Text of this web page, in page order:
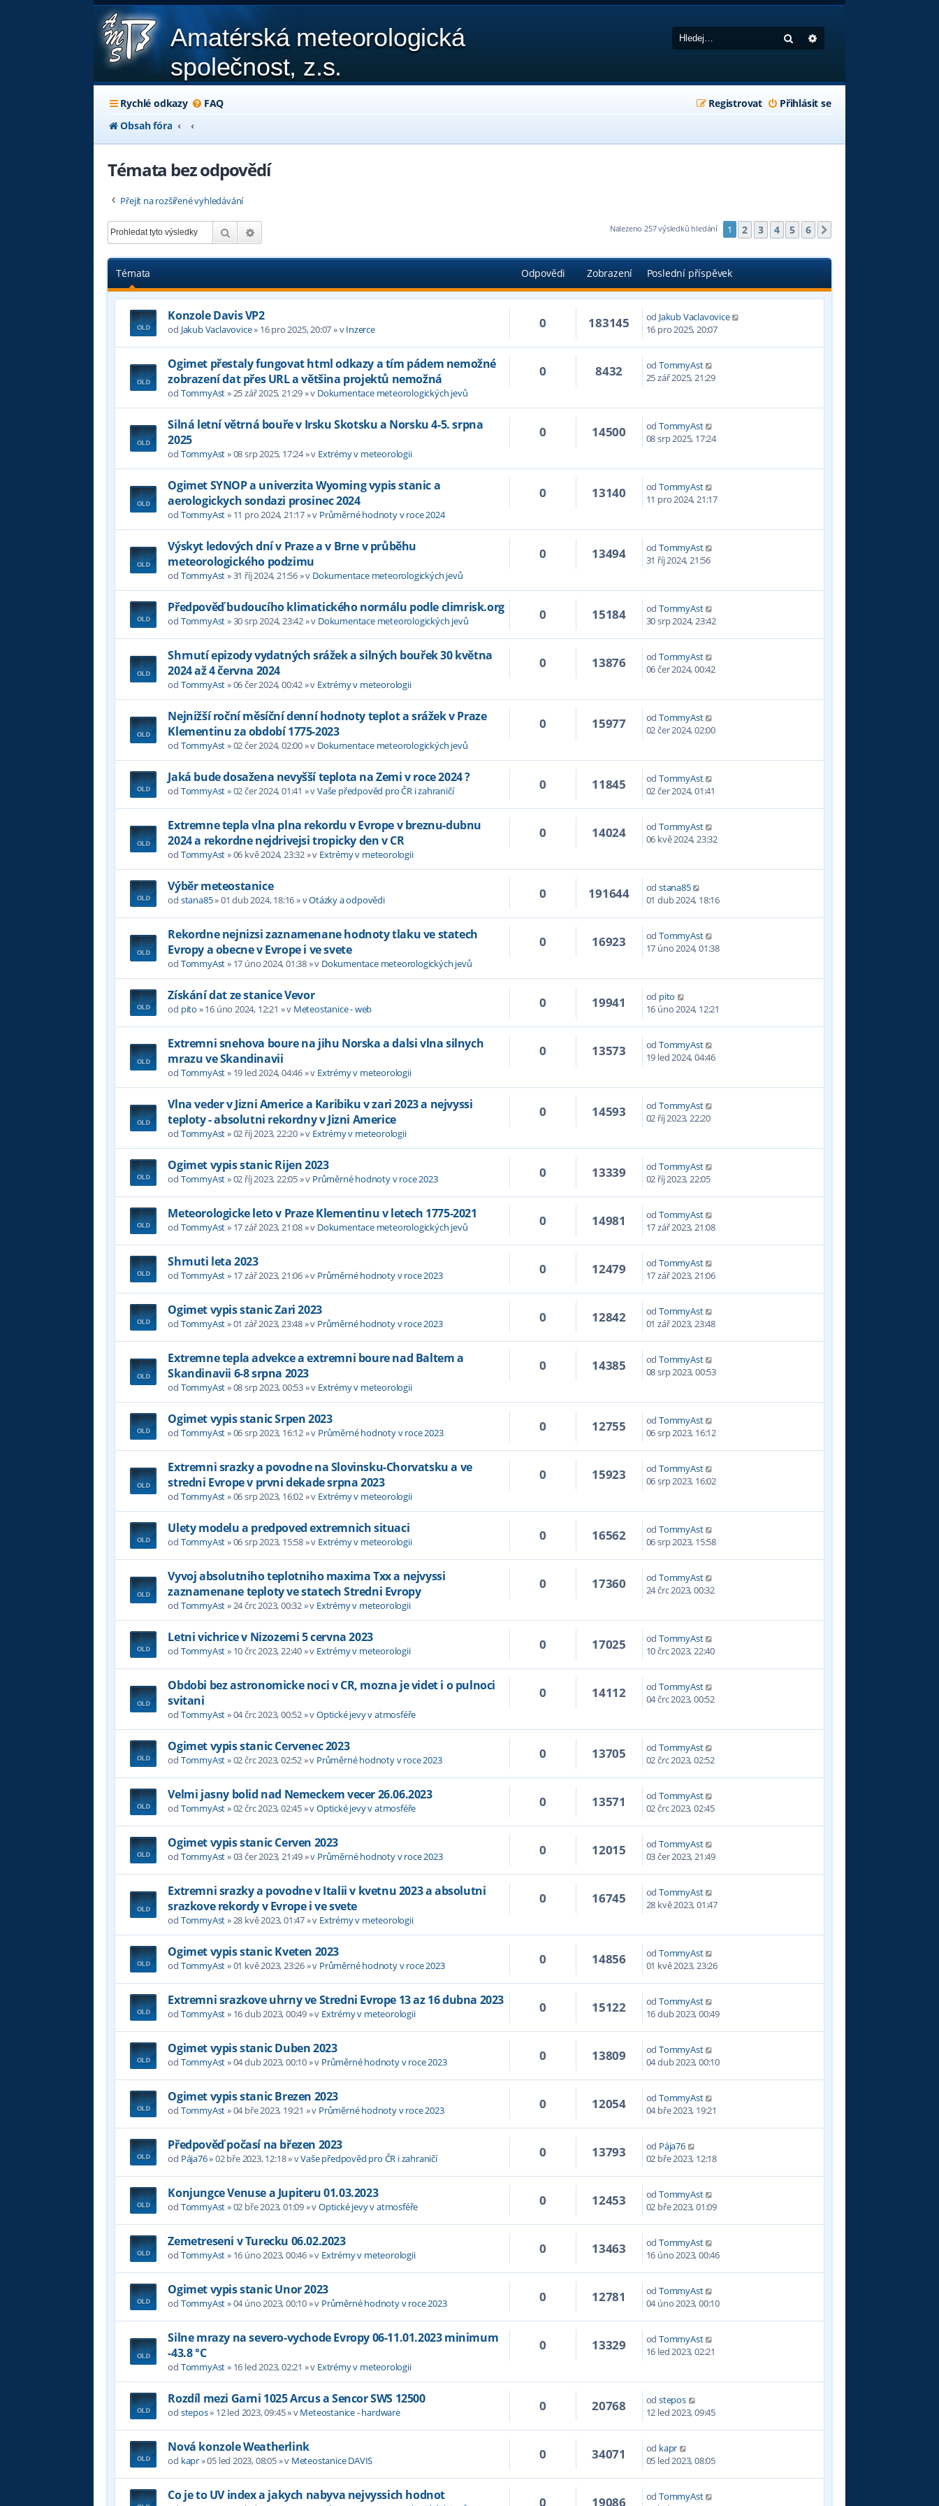
Amatérská meteorologická
společnost, z.s.
Hledat
Rychlé odkazy FAQ Přihlásit se
Registrovat
Obsah fóra
Témata bez odpovědí
Přejít na rozšířené vyhledávání
Hledat Nalezeno 257 výsledků hledání 1 2 3 4 5 6
Témata Odpovědi Zobrazení Poslední příspěvek
Konzole Davis VP2
od Jakub Vaclavovice» 16 pro 2025, 20:07» vInzerce 0 183145 od Jakub Vaclavovice
16 pro 2025, 20:07
Ogimet přestaly fungovat html odkazy a tím pádem nemožné
zobrazení dat přes URL a většina projektů nemožná
od TommyAst»25 zář 2025, 21:29» v Dokumentace meteorologických jevů
0 8432 od TommyAst
25 zář 2025, 21:29
Silná letní větrná bouře v Irsku Skotsku a Norsku 4-5. srpna
2025
od TommyAst»08 srp 2025, 17:24» v Extrémy v meteorologii
0 14500 od TommyAst
08 srp 2025, 17:24
Ogimet SYNOP a univerzita Wyoming vypis stanic a
aerologickych sondazi prosinec 2024
od TommyAst» 11 pro 2024, 21:17» v Průměrné hodnoty v roce 2024
0 13140 od TommyAst
11 pro 2024, 21:17
Výskyt ledových dní v Praze a v Brne v průběhu
meteorologického podzimu
od TommyAst»31 říj 2024, 21:56» v Dokumentace meteorologických jevů
0 13494 od TommyAst
31 říj 2024, 21:56
Předpověď budoucího klimatického normálu podle climrisk.org
od TommyAst»30 srp 2024, 23:42» v Dokumentace meteorologických jevů 0 15184 od TommyAst
30 srp 2024, 23:42
Shrnutí epizody vydatných srážek a silných bouřek 30 května
2024 až 4 června 2024
od TommyAst»06 čer 2024, 00:42» v Extrémy v meteorologii
0 13876 od TommyAst
06 čer 2024, 00:42
Nejnižší roční měsíční denní hodnoty teplot a srážek v Praze
Klementinu za období 1775-2023
od TommyAst»02 čer 2024, 02:00» v Dokumentace meteorologických jevů
0 15977 od TommyAst
02 čer 2024, 02:00
Jaká bude dosažena nevyšší teplota na Zemi v roce 2024 ?
od TommyAst»02 čer 2024, 01:41 » vVaše předpověd pro ČR i zahraničí 0 11845 od TommyAst
02 čer 2024, 01:41
Extremne tepla vlna plna rekordu v Evrope v breznu-dubnu
2024 a rekordne nejdrivejsi tropicky den v CR
od TommyAst»06 kvě 2024, 23:32» v Extrémy v meteorologii
0 14024 od TommyAst
06 kvě 2024, 23:32
Výběr meteostanice
od stana85»01 dub 2024, 18:16» vOtázky a odpovědi 0 191644 od stana85
01 dub 2024, 18:16
Rekordne nejnizsi zaznamenane hodnoty tlaku ve statech
Evropy a obecne v Evrope i ve svete
od TommyAst» 17 úno 2024, 01:38» v Dokumentace meteorologických jevů
0 16923 od TommyAst
17 úno 2024, 01:38
Získání dat ze stanice Vevor
od pito »16 úno 2024, 12:21 » v Meteostanice - web 0 19941 od pito
16 úno 2024, 12:21
Extremni snehova boure na jihu Norska a dalsi vlna silnych
mrazu ve Skandinavii
od TommyAst» 19 led 2024, 04:46» v Extrémy v meteorologii
0 13573 od TommyAst
19 led 2024, 04:46
Vlna veder v Jizni Americe a Karibiku v zari 2023 a nejvyssi
teploty - absolutni rekordny v Jizni Americe
od TommyAst»02 říj 2023, 22:20» v Extrémy v meteorologii
0 14593 od TommyAst
02 říj 2023, 22:20
Ogimet vypis stanic Rijen 2023
od TommyAst»02 říj 2023, 22:05» v Průměrné hodnoty v roce 2023 0 13339 od TommyAst
02 říj 2023, 22:05
Meteorologicke leto v Praze Klementinu v letech 1775-2021
od TommyAst» 17 zář 2023, 21:08» v Dokumentace meteorologických jevů 0 14981 od TommyAst
17 zář 2023, 21:08
Shrnuti leta 2023
od TommyAst» 17 zář 2023, 21:06» v Průměrné hodnoty v roce 2023 0 12479 od TommyAst
17 zář 2023, 21:06
Ogimet vypis stanic Zari 2023
od TommyAst»01 zář 2023, 23:48» v Průměrné hodnoty v roce 2023 0 12842 od TommyAst
01 zář 2023, 23:48
Extremne tepla advekce a extremni boure nad Baltem a
Skandinavii 6-8 srpna 2023
od TommyAst»08 srp 2023, 00:53» v Extrémy v meteorologii
0 14385 od TommyAst
08 srp 2023, 00:53
Ogimet vypis stanic Srpen 2023
od TommyAst»06 srp 2023, 16:12» v Průměrné hodnoty v roce 2023 0 12755 od TommyAst
06 srp 2023, 16:12
Extremni srazky a povodne na Slovinsku-Chorvatsku a ve
stredni Evrope v prvni dekade srpna 2023
od TommyAst»06 srp 2023, 16:02» v Extrémy v meteorologii
0 15923 od TommyAst
06 srp 2023, 16:02
Ulety modelu a predpoved extremnich situaci
od TommyAst»06 srp 2023, 15:58» v Extrémy v meteorologii 0 16562 od TommyAst
06 srp 2023, 15:58
Vyvoj absolutniho teplotniho maxima Txx a nejvyssi
zaznamenane teploty ve statech Stredni Evropy
od TommyAst»24 črc 2023, 00:32» v Extrémy v meteorologii
0 17360 od TommyAst
24 črc 2023, 00:32
Letni vichrice v Nizozemi 5 cervna 2023
od TommyAst» 10 črc 2023, 22:40» v Extrémy v meteorologii 0 17025 od TommyAst
10 črc 2023, 22:40
Obdobi bez astronomicke noci v CR, mozna je videt i o pulnoci
svitani
od TommyAst»04 črc 2023, 00:52» vOptické jevy v atmosféře
0 14112 od TommyAst
04 črc 2023, 00:52
Ogimet vypis stanic Cervenec 2023
od TommyAst»02 črc 2023, 02:52» v Průměrné hodnoty v roce 2023 0 13705 od TommyAst
02 črc 2023, 02:52
Velmi jasny bolid nad Nemeckem vecer 26.06.2023
od TommyAst»02 črc 2023, 02:45» vOptické jevy v atmosféře 0 13571 od TommyAst
02 črc 2023, 02:45
Ogimet vypis stanic Cerven 2023
od TommyAst»03 čer 2023, 21:49» v Průměrné hodnoty v roce 2023 0 12015 od TommyAst
03 čer 2023, 21:49
Extremni srazky a povodne v Italii v kvetnu 2023 a absolutni
srazkove rekordy v Evrope i ve svete
od TommyAst»28 kvě 2023, 01:47» v Extrémy v meteorologii
0 16745 od TommyAst
28 kvě 2023, 01:47
Ogimet vypis stanic Kveten 2023
od TommyAst»01 kvě 2023, 23:26» v Průměrné hodnoty v roce 2023 0 14856 od TommyAst
01 kvě 2023, 23:26
Extremni srazkove uhrny ve Stredni Evrope 13 az 16 dubna 2023
od TommyAst» 16 dub 2023, 00:49» v Extrémy v meteorologii 0 15122 od TommyAst
16 dub 2023, 00:49
Ogimet vypis stanic Duben 2023
od TommyAst»04 dub 2023, 00:10» v Průměrné hodnoty v roce 2023 0 13809 od TommyAst
04 dub 2023, 00:10
Ogimet vypis stanic Brezen 2023
od TommyAst»04 bře 2023, 19:21 » v Průměrné hodnoty v roce 2023 0 12054 od TommyAst
04 bře 2023, 19:21
Předpověď počasí na březen 2023
od Pája76»02 bře 2023, 12:18» vVaše předpověd pro ČR i zahraničí 0 13793 od Pája76
02 bře 2023, 12:18
Konjungce Venuse a Jupiteru 01.03.2023
od TommyAst»02 bře 2023, 01:09» vOptické jevy v atmosféře 0 12453 od TommyAst
02 bře 2023, 01:09
Zemetreseni v Turecku 06.02.2023
od TommyAst» 16 úno 2023, 00:46» v Extrémy v meteorologii 0 13463 od TommyAst
16 úno 2023, 00:46
Ogimet vypis stanic Unor 2023
od TommyAst»04 úno 2023, 00:10» v Průměrné hodnoty v roce 2023 0 12781 od TommyAst
04 úno 2023, 00:10
Silne mrazy na severo-vychode Evropy 06-11.01.2023 minimum
-43.8 °C
od TommyAst» 16 led 2023, 02:21 » v Extrémy v meteorologii
0 13329 od TommyAst
16 led 2023, 02:21
Rozdíl mezi Garni 1025 Arcus a Sencor SWS 12500
od stepos» 12 led 2023, 09:45» vMeteostanice - hardware 0 20768 od stepos
12 led 2023, 09:45
Nová konzole Weatherlink
od kapr»05 led 2023, 08:05» v Meteostanice DAVIS 0 34071 od kapr
05 led 2023, 08:05
Co je to UV index a jakych nabyva nejvyssich hodnot 0 19086 od TommyAst